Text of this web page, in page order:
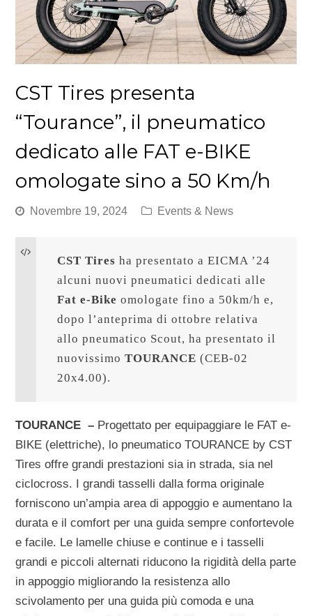
CST Tires presenta
“Tourance”, il pneumatico
dedicato alle FAT e-BIKE
omologate sino a 50 Km/h
Novembre 19, 2024 Events & News
CST Tires ha presentato a EICMA ’24
Fat e-Bike omologate fino a 50km/h e,
dopo l’anteprima di ottobre relativa
allo pneumatico Scout, ha presentato il
nuovissimo TOURANCE (CEB-02
20x4.00).
TOURANCE – Progettato per equipaggiare le FAT e-
BIKE (elettriche), lo pneumatico TOURANCE by CST
Tires offre grandi prestazioni sia in strada, sia nel
ciclocross. I grandi tasselli dalla forma originale
forniscono un’ampia area di appoggio e aumentano la
durata e il comfort per una guida sempre confortevole
e facile. Le lamelle chiuse e continue e i tasselli
grandi e piccoli alternati riducono la rigidità della parte
in appoggio migliorando la resistenza allo
scivolamento per una guida più comoda e una